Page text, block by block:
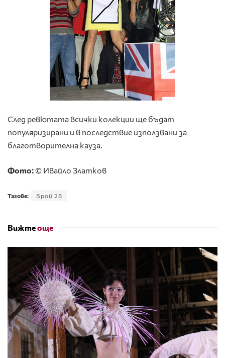
След ревютата всички колекции ще бъдат
популяризирани и в последствие използвани за
благотворителна кауза.
Фото:© Ивайло Златков
Тагове: Брой 28
Вижтеоще